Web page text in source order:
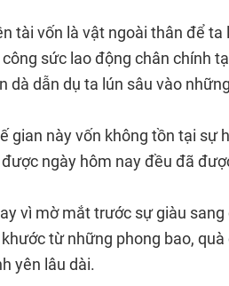
tài vốn là vật ngoài thân để
sức lao động chân chính
dà dẫn dụ ta lún sâu vào
gian này vốn không tồn tại sự
ngày hôm nay đều đã
vì mờ mắt trước sự giàu
từ những phong bao,
yên lâu dài.